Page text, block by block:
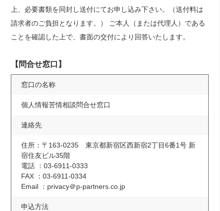
上、必要書類を同封し送付にてお申し込み下さい。（送付料は
請求者のご負担となります。） ご本人（または代理人）である
ことを確認した上で、書面の交付により回答いたします。
【問合せ窓口】
窓口の名称
個人情報苦情相談問合せ窓口
連絡先
住所：〒163-0235 東京都新宿区西新宿2丁目6番1号 新
宿住友ビル35階
電話 ：03-6911-0333
FAX ：03-6911-0334
Email ：privacy＠p-partners.co.jp
申込方法